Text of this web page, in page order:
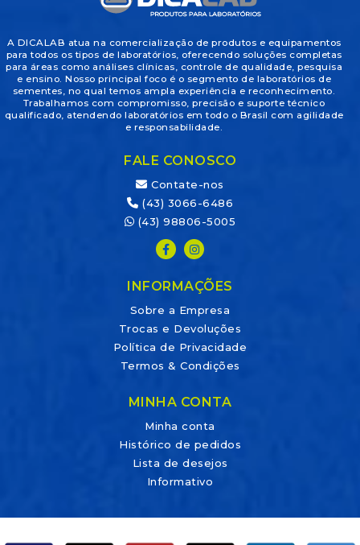
A DICALAB atua na comercialização de produtos e equipamentos
para todos os tipos de laboratórios, oferecendo soluções completas
para áreas como análises clínicas, controle de qualidade, pesquisa
e ensino. Nosso principal foco é o segmento de laboratórios de
sementes, no qual temos ampla experiência e reconhecimento.
Trabalhamos com compromisso, precisão e suporte técnico
qualificado, atendendo laboratórios em todo o Brasil com agilidade
e responsabilidade.
FALE CONOSCO
Contate-nos
(43) 3066-6486
(43) 98806-5005
INFORMAÇÕES
Sobre a Empresa
Trocas e Devoluções
Política de Privacidade
Termos & Condições
MINHA CONTA
Minha conta
Histórico de pedidos
Lista de desejos
Informativo